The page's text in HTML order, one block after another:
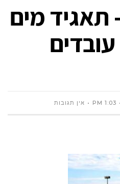
תאגיד מים
עובדים
1:03 PM אין תגובות